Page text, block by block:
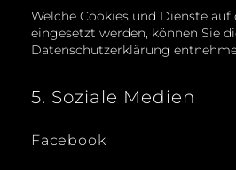
Welche Cookies und Dienste auf
eingesetzt werden, können Sie
Datenschutzerklärung
5. Soziale Medien
Facebook